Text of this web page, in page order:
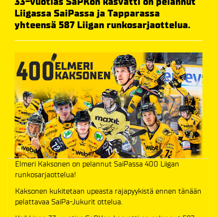
Liigassa SaiPassa ja Tapparassa
yhteensä 587 Liigan runkosarjaottelua.
Elmeri Kaksonen on pelannut SaiPassa 400 Liigan
runkosarjaottelua!
Kaksonen kukitetaan upeasta rajapyykistä ennen tänään
pelattavaa SaiPa-Jukurit ottelua.